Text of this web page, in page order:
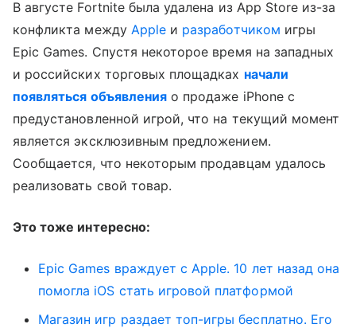
В августе Fortnite была удалена из App Store из-за
конфликта между Apple и разработчиком игры
Epic Games. Спустя некоторое время на западных
и российских торговых площадках начали
появляться объявления о продаже iPhone с
предустановленной игрой, что на текущий момент
является эксклюзивным предложением.
Сообщается, что некоторым продавцам удалось
реализовать свой товар.
Это тоже интересно:
Epic Games враждует с Apple. 10 лет назад она
помогла iOS стать игровой платформой
Магазин игр раздает топ-игры бесплатно. Его